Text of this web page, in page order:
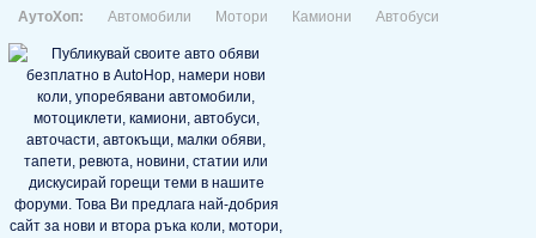
АутоХоп: Автомобили Мотори Камиони Автобуси